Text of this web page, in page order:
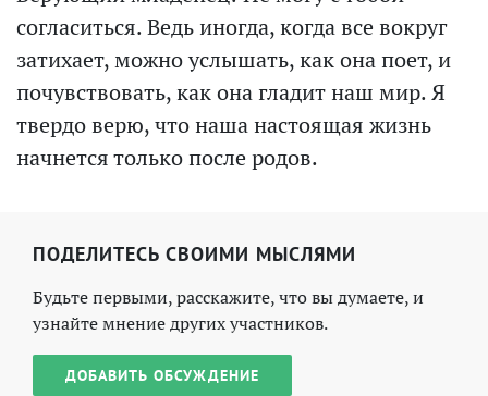
согласиться. Ведь иногда, когда все вокруг
затихает, можно услышать, как она поет, и
почувствовать, как она гладит наш мир. Я
твердо верю, что наша настоящая жизнь
начнется только после родов.
ПОДЕЛИТЕСЬ СВОИМИ МЫСЛЯМИ
Будьте первыми, расскажите, что вы думаете, и
узнайте мнение других участников.
ДОБАВИТЬ ОБСУЖДЕНИЕ